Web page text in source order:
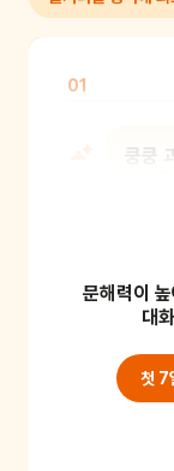
01
쿵쿵
모습이어서
거예요. 하
문해력이
대
첫 7